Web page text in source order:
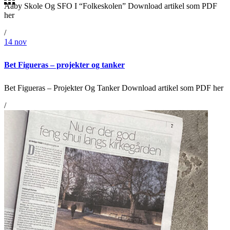
Aaby Skole Og SFO I “Folkeskolen” Download artikel som PDF
her
/
14 nov
Bet Figueras – projekter og tanker
Bet Figueras – Projekter Og Tanker Download artikel som PDF her
/